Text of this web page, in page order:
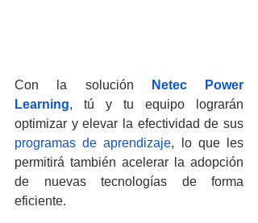
Con la solución
Netec Power
Learning, tú y tu equipo lograrán
programas de aprendizaje, lo que les
permitirá también acelerar la adopción
de nuevas tecnologías de forma
eficiente.